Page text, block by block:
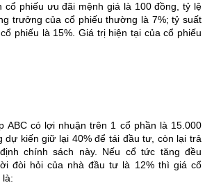
cổ phiếu ưu đãi mệnh giá là 100 đồng, tỷ lệ
trưởng của cổ phiếu thường là 7%; tỷ suất
phiếu là 15%. Giá trị hiện tại của cổ phiếu
ABC có lợi nhuận trên 1 cổ phần là 15.000
dự kiến giữ lại 40% để tái đầu tư, còn lại trả
chính sách này. Nếu cổ tức tăng đều
đòi hỏi của nhà đầu tư là 12% thì giá cổ
là: